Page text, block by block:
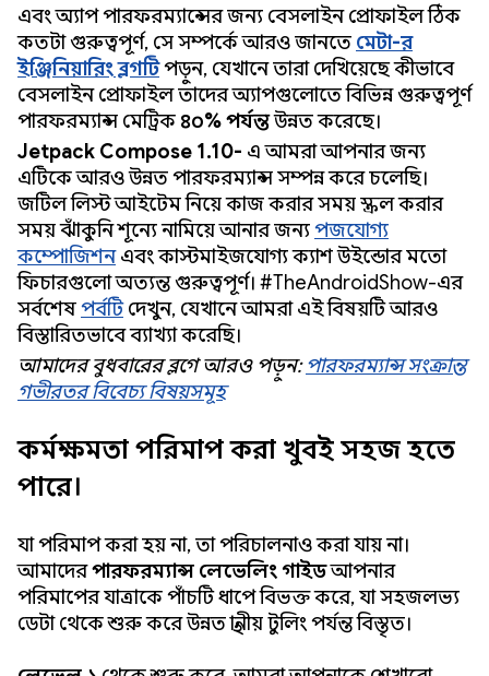
এবং অ্যাপ পারফরম্যান্সের জন্য বেসলাইন প্রোফাইল ঠিক
কতটা গুরুত্বপূর্ণ, সে সম্পর্কে আরও জানতে মেটা-র
ইঞ্জিনিয়ারিং ব্লগটিপড়ুন, যেখানে তারা দেখিয়েছে কীভাবে
বেসলাইন প্রোফাইল তাদের অ্যাপগুলোতে বিভিন্ন গুরুত্বপূর্ণ
পারফরম্যান্স মেট্রিক ৪০% পর্যন্তউন্নত করেছে।
Jetpack Compose 1.10- এ আমরা আপনার জন্য
এটিকে আরও উন্নত পারফরম্যান্স সম্পন্ন করে চলেছি।
জটিল লিস্ট আইটেম নিয়ে কাজ করার সময় স্ক্রল করার
সময় ঝাঁকুনি শূন্যে নামিয়ে আনার জন্যপজযোগ্য
কম্পোজিশনএবং কাস্টমাইজযোগ্য ক্যাশ উইন্ডোর মতো
ফিচারগুলো অত্যন্ত গুরুত্বপূর্ণ। #TheAndroidShow-এর
সর্বশেষপর্বটিদেখুন, যেখানে আমরা এই বিষয়টি আরও
বিস্তারিতভাবে ব্যাখ্যা করেছি।
আমাদের বুধবারের ব্লগে আরও পড়ুন: পারফরম্যান্স সংক্রান্ত
গভীরতর বিবেচ্য বিষয়সমূহ
কর্মক্ষমতা পরিমাপ করা খুবই সহজ হতে
পারে।
যা পরিমাপ করা হয় না, তা পরিচালনাও করা যায় না।
আমাদেরপারফরম্যান্স লেভেলিং গাইডআপনার
পরিমাপের যাত্রাকে পাঁচটি ধাপে বিভক্ত করে, যা সহজলভ্য
ডেটা থেকে শুরু করে উন্নত স্থানীয় টুলিং পর্যন্ত বিস্তৃত।